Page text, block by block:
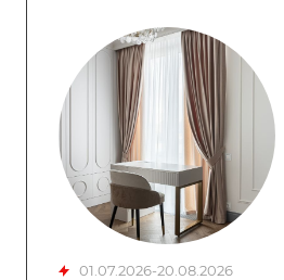
01.07.2026-20.08.2026